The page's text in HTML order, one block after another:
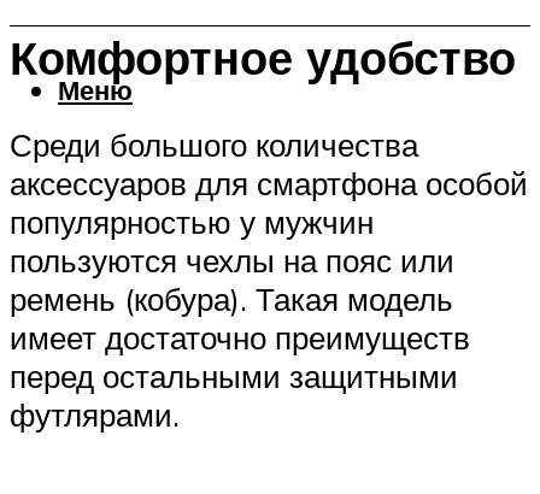
Меню
Комфортное удобство
Среди большого количества
аксессуаров для смартфона особой
популярностью у мужчин
пользуются чехлы на пояс или
ремень (кобура). Такая модель
имеет достаточно преимуществ
перед остальными защитными
футлярами.